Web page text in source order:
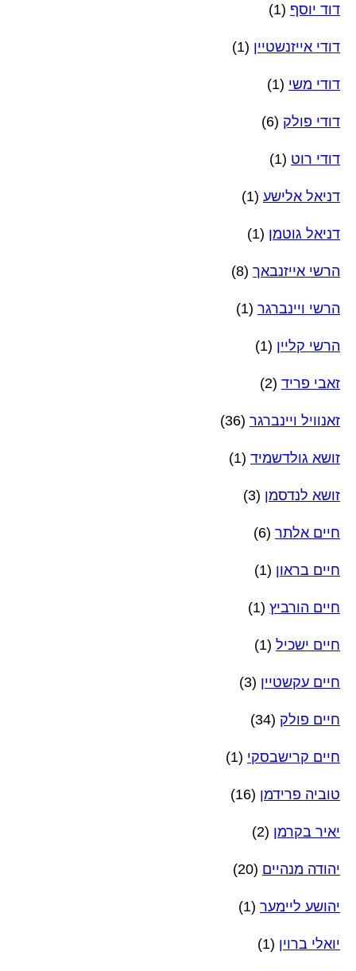
דוד יוסף (1)
דודי אייזנשטיין (1)
דודי משי (1)
דודי פולק (6)
דודי רוט (1)
דניאל אלישע (1)
דניאל גוטמן (1)
הרשי אייזנבאך (8)
הרשי ויינברגר (1)
הרשי קליין (1)
זאבי פריד (2)
זאנוויל ויינברגר (36)
זושא גולדשמיד (1)
זושא לנדסמן (3)
חיים אלתר (6)
חיים בראון (1)
חיים הורביץ (1)
חיים ישכיל (1)
חיים עקשטיין (3)
חיים פולק (34)
חיים קרישבסקי (1)
טוביה פרידמן (16)
יאיר בקרמן (2)
יהודה מנהיים (20)
יהושע ליימער (1)
יואלי ברוין (1)